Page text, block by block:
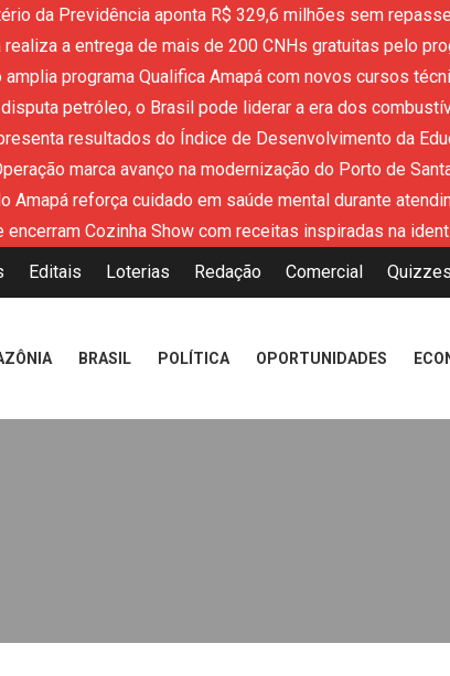
da Previdência aponta R$ 329,6 milhões sem
realiza a entrega de mais de 200 CNHs gratuitas pelo
amplia programa Qualifica Amapá com novos cursos
disputa petróleo, o Brasil pode liderar a era dos
resultados do Índice de Desenvolvimento da
marca avanço na modernização do Porto de
Amapá reforça cuidado em saúde mental durante
encerram Cozinha Show com receitas inspiradas na
Editais Loterias Redação Comercial Quizzes
BRASIL POLÍTICA OPORTUNIDADES